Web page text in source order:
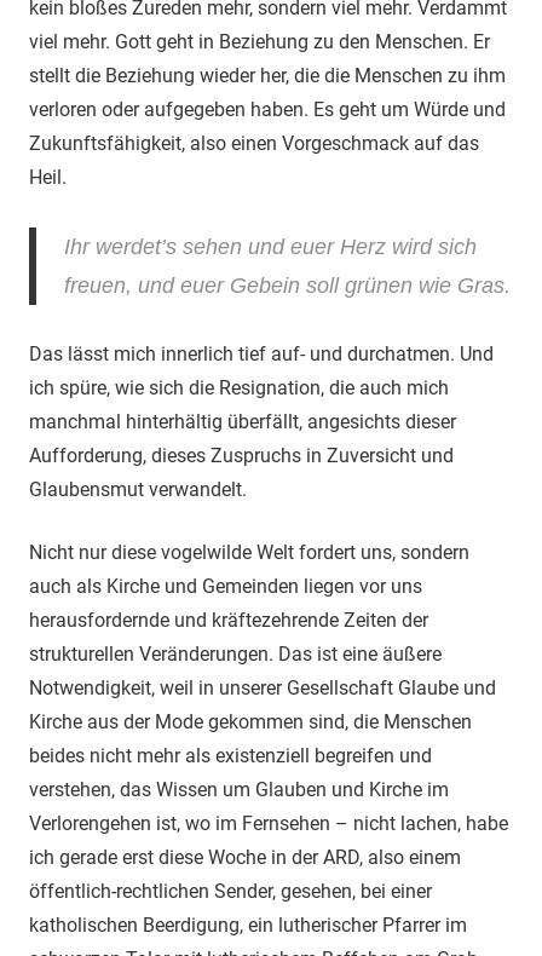
kein bloßes Zureden mehr, sondern viel mehr. Verdammt
viel mehr. Gott geht in Beziehung zu den Menschen. Er
stellt die Beziehung wieder her, die die Menschen zu ihm
verloren oder aufgegeben haben. Es geht um Würde und
Zukunftsfähigkeit, also einen Vorgeschmack auf das
Heil.
Ihr werdet’s sehen und euer Herz wird sich
freuen, und euer Gebein soll grünen wie Gras.
Das lässt mich innerlich tief auf- und durchatmen. Und
ich spüre, wie sich die Resignation, die auch mich
manchmal hinterhältig überfällt, angesichts dieser
Aufforderung, dieses Zuspruchs in Zuversicht und
Glaubensmut verwandelt.
Nicht nur diese vogelwilde Welt fordert uns, sondern
auch als Kirche und Gemeinden liegen vor uns
herausfordernde und kräftezehrende Zeiten der
strukturellen Veränderungen. Das ist eine äußere
Notwendigkeit, weil in unserer Gesellschaft Glaube und
Kirche aus der Mode gekommen sind, die Menschen
beides nicht mehr als existenziell begreifen und
verstehen, das Wissen um Glauben und Kirche im
Verlorengehen ist, wo im Fernsehen – nicht lachen, habe
ich gerade erst diese Woche in der ARD, also einem
öffentlich-rechtlichen Sender, gesehen, bei einer
katholischen Beerdigung, ein lutherischer Pfarrer im